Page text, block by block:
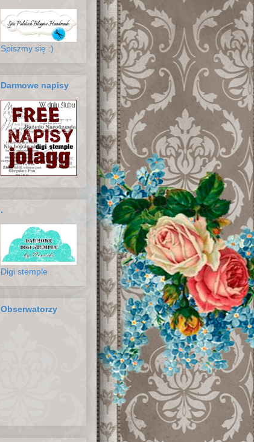
Spiszmy się :)
Darmowe napisy
.
Digi stemple
Obserwatorzy